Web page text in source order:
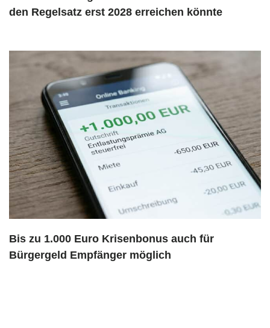
den Regelsatz erst 2028 erreichen könnte
Bis zu 1.000 Euro Krisenbonus auch für
Bürgergeld Empfänger möglich